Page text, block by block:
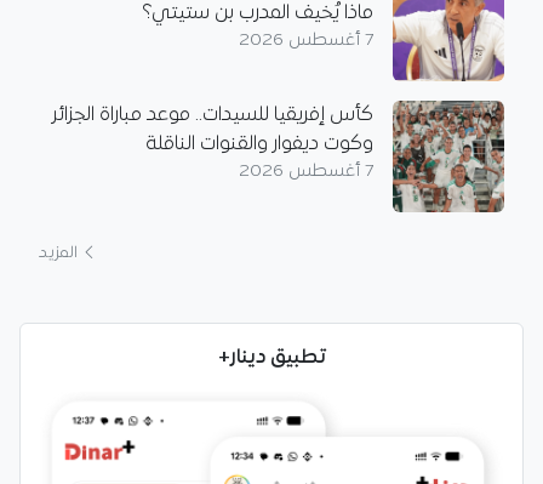
ماذا يُخيف المدرب بن ستيتي؟
7 أغسطس 2026
كأس إفريقيا للسيدات.. موعد مباراة الجزائر
وكوت ديفوار والقنوات الناقلة
7 أغسطس 2026
المزيد
تطبيق دينار+